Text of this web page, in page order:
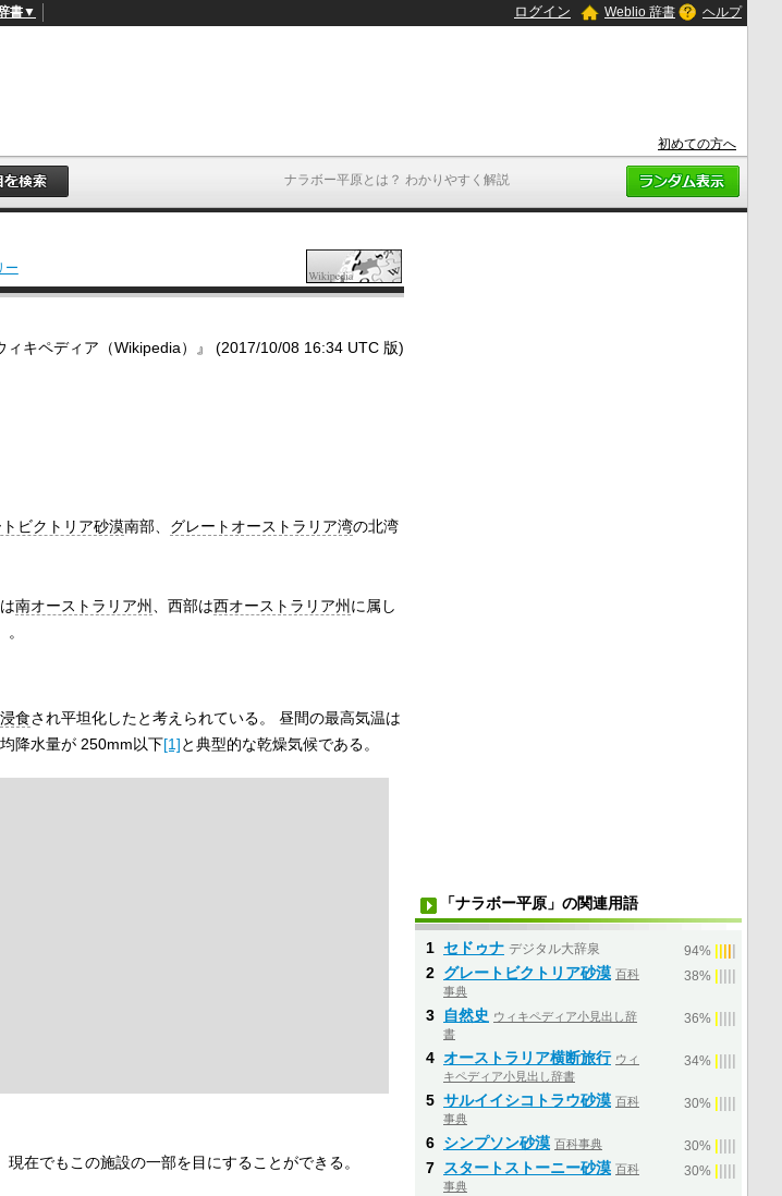
ナラボー平原とは？ わかりやすく解説
書▼ ログイン Weblio 辞書 ヘルプ
初めての方へ
ー
ィキペディア（Wikipedia）』 (2017/10/08 16:34 UTC 版)
ビクトリア砂漠南部、 グレートオーストラリア湾の北湾
南オーストラリア州 、西部は西オーストラリア州 に属し
浸食され平坦化したと考えられている。 昼間の最高気温は
降水量が 250mm以下[1]と典型的な乾燥気候である。
現在でもこの施設の一部を目にすることができる。
「ナラボー平原」の関連用語
1 セドゥナ デジタル大辞泉 94%
2 グレートビクトリア砂漠 百科
事典
38%
3 自然史 ウィキペディア小見出し辞
書
36%
4 オーストラリア横断旅行 ウィ
キペディア小見出し辞書
34%
5 サルイイシコトラウ砂漠 百科
事典
30%
6 シンプソン砂漠 百科事典 30%
7 スタートストーニー砂漠 百科
事典
30%